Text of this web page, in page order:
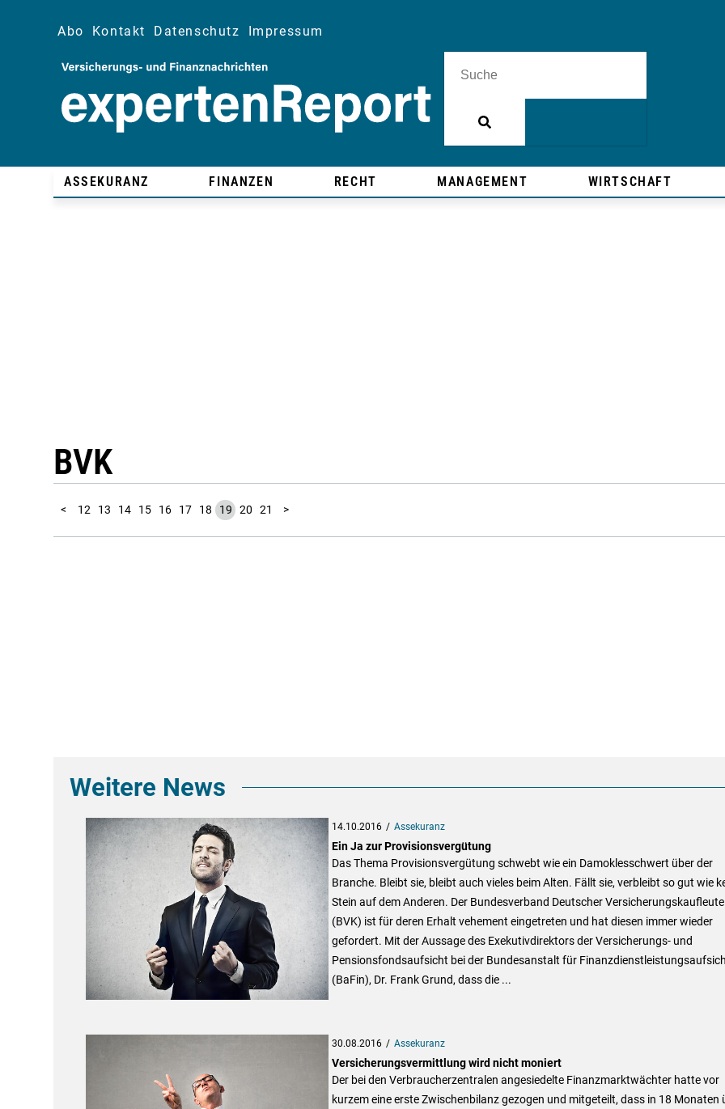
Abo Kontakt Datenschutz Impressum
ASSEKURANZ FINANZEN RECHT MANAGEMENT WIRTSCHAFT
BVK
<
1
2
3
4
5
6
7
8
9
10
11 12 13 14 15 16 17 18 19 20 21 >
Weitere News
14.10.2016 Assekuranz
Ein Ja zur Provisionsvergütung
Das Thema Provisionsvergütung schwebt wie ein Damoklesschwert über der
Branche. Bleibt sie, bleibt auch vieles beim Alten. Fällt sie, verbleibt so gut wie
Stein auf dem Anderen. Der Bundesverband Deutscher Versicherungskaufleute
(BVK) ist für deren Erhalt vehement eingetreten und hat diesen immer wieder
gefordert. Mit der Aussage des Exekutivdirektors der Versicherungs- und
Pensionsfondsaufsicht bei der Bundesanstalt für
(BaFin), Dr. Frank Grund, dass die ...
30.08.2016 Assekuranz
Versicherungsvermittlung wird nicht moniert
Der bei den Verbraucherzentralen angesiedelte Finanzmarktwächter hatte vor
kurzem eine erste Zwischenbilanz gezogen und mitgeteilt, dass in 18 Monaten